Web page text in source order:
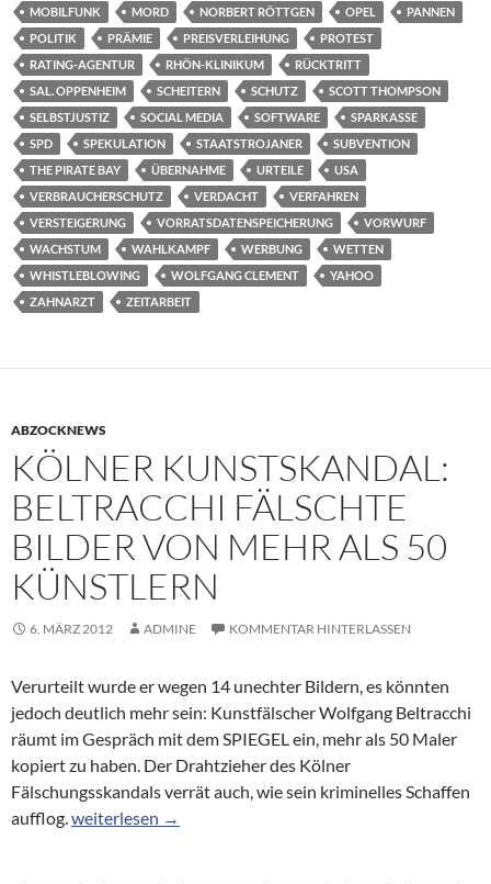
MOBILFUNK
MORD NORBERT RÖTTGEN OPEL
PANNEN
POLITIK
PRÄMIE PREISVERLEIHUNG
PROTEST
RATING-AGENTUR
RHÖN-KLINIKUM
RÜCKTRITT
SAL. OPPENHEIM
SCHEITERN SCHUTZ
SCOTT THOMPSON
SELBSTJUSTIZ
SOCIAL MEDIA SOFTWARE
SPARKASSE
SPD
SPEKULATION STAATSTROJANER
SUBVENTION
THE PIRATE BAY
ÜBERNAHME URTEILE
USA
VERBRAUCHERSCHUTZ
VERDACHT
VERFAHREN
VERSTEIGERUNG
VORRATSDATENSPEICHERUNG
VORWURF
WACHSTUM
WAHLKAMPF WERBUNG
WETTEN
WHISTLEBLOWING
WOLFGANG CLEMENT
YAHOO
ZAHNARZT
ZEITARBEIT
ABZOCKNEWS
KÖLNER KUNSTSKANDAL:
BELTRACCHI FÄLSCHTE
BILDER VON MEHR ALS 50
KÜNSTLERN
6. MÄRZ 2012 ADMINE KOMMENTAR HINTERLASSEN
Verurteilt wurde er wegen 14 unechter Bildern, es könnten
jedoch deutlich mehr sein: Kunstfälscher Wolfgang Beltracchi
räumt im Gespräch mit dem SPIEGEL ein, mehr als 50 Maler
kopiert zu haben. Der Drahtzieher des Kölner
Fälschungsskandals verrät auch, wie sein kriminelles Schaffen
aufflog.Kölner Kunstskandal: Beltracchi fälschte Bilder von
weiterlesen →